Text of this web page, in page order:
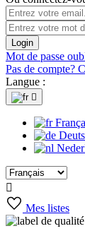
Login
Mot de passe
Pas de compte?
Langue :


Mes listes